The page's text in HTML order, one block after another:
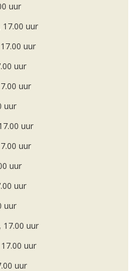
uur
uur
uur
uur
uur
uur
uur
uur
uur
uur
uur
17.00 uur
uur
uur